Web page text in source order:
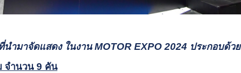
ำมาจัดแสดง ในงาน MOTOR EXPO 2024 ประกอบด้วย
จำนวน 9 คัน